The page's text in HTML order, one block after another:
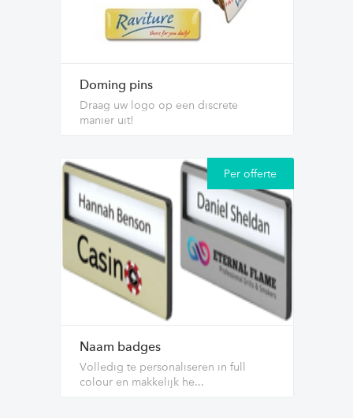
Doming pins
Draag uw logo op een discrete
manier uit!
Per offerte
Naam badges
Volledig te personaliseren in full
colour en makkelijk he...